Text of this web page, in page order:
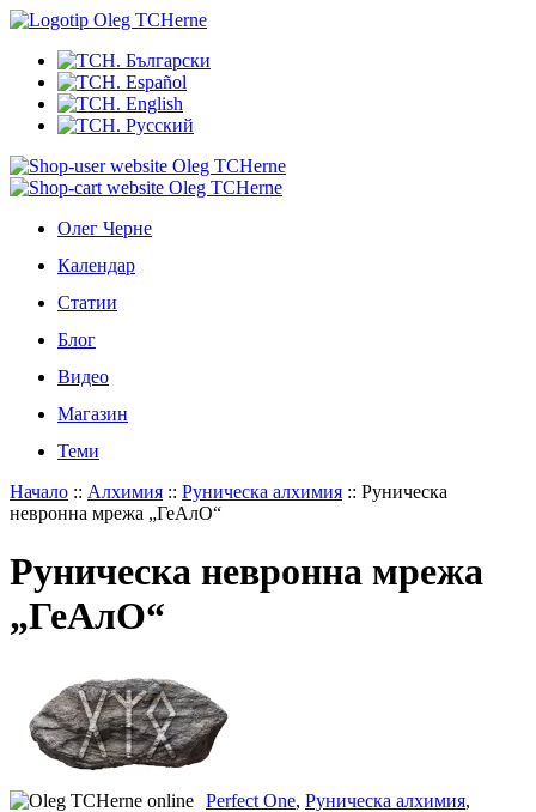
Олег Черне
Календар
Статии
Блог
Видео
Магазин
Теми
Начало :: Алхимия :: Руническа алхимия :: Руническа
невронна мрежа „ГеАлО“
Руническа невронна мрежа
„ГеАлО“
Perfect One, Руническа алхимия,